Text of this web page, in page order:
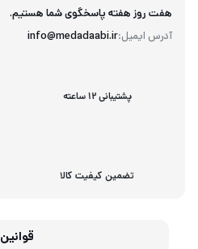
آدرس ایمیل:info@medadaabi.ir
هفت روز هفته پاسخگوی شما هستیم.
پشتیبانی 12 ساعته
تضمین کیفیت کالا
قوانین